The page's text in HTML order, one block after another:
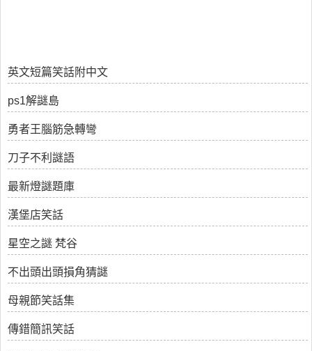
英文短篇笑話附中文
ps1解謎島
勇者王腦筋急轉彎
刀子不利謎語
最新燈謎題庫
漢堡店笑話
星空之謎 梵谷
不出頭出頭損角猜謎
母親節笑話集
傳錯簡訊笑話